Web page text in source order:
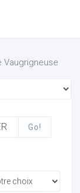
Vaugrigneuse
Go!